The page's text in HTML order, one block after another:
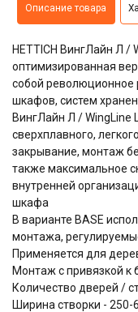
Описание товара
HETTICH ВингЛайн Л /
оптимизированная
собой революционное
шкафов, систем
ВингЛайн Л / WingLine
сверхплавного,
закрывание, монтаж
также максимальное
внутренней
шкафа
В варианте BASE
монтажа,
Применяется для
Монтаж с привязкой к
Количество дверей /
Ширина створки - 250-